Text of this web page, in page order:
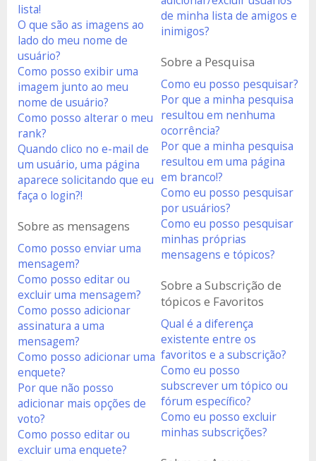
lista!
O que são as imagens ao
lado do meu nome de
usuário?
Como posso exibir uma
imagem junto ao meu
nome de usuário?
Como posso alterar o meu
rank?
Quando clico no e-mail de
um usuário, uma página
aparece solicitando que eu
faça o login?!
Sobre as mensagens
Como posso enviar uma
mensagem?
Como posso editar ou
excluir uma mensagem?
Como posso adicionar
assinatura a uma
mensagem?
Como posso adicionar uma
enquete?
Por que não posso
adicionar mais opções de
voto?
Como posso editar ou
excluir uma enquete?
de minha lista de amigos e
inimigos?
Sobre a Pesquisa
Como eu posso pesquisar?
Por que a minha pesquisa
resultou em nenhuma
ocorrência?
Por que a minha pesquisa
resultou em uma página
em branco!?
Como eu posso pesquisar
por usuários?
Como eu posso pesquisar
minhas próprias
mensagens e tópicos?
Sobre a Subscrição de
tópicos e Favoritos
Qual é a diferença
existente entre os
favoritos e a subscrição?
Como eu posso
subscrever um tópico ou
fórum específico?
Como eu posso excluir
minhas subscrições?